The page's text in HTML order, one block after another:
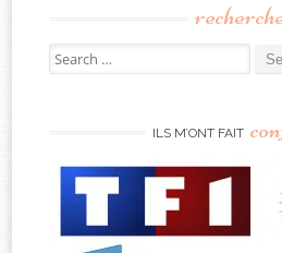
Search
for:
ILS M’ONT FAIT